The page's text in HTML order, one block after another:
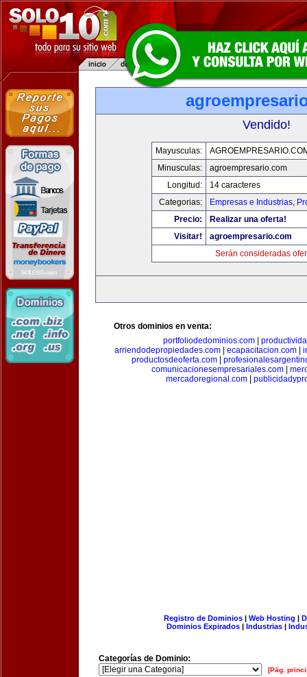
Vendido!
Mayusculas:
Minusculas:
agroempresario.com
Longitud:
14 caracteres
Categorias:
Empresas e Industrias,
Precio:
Realizar una oferta!
Visitar!
agroempresario.com
Serán consideradas
Otros dominios en venta:
portfoliodedominios.com
arriendodepropiedades.com| ecapacitacion.com|
productosdeoferta.com|
comunicacionesempresariales.com
mercadoregional.com
Registro de Dominios| Web Hosting |
Dominios Expirados | Industrias |
Categorías de Dominio:
[Pág.